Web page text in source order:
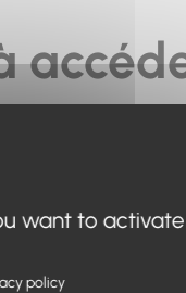
pour trouver le
want to activate
policy